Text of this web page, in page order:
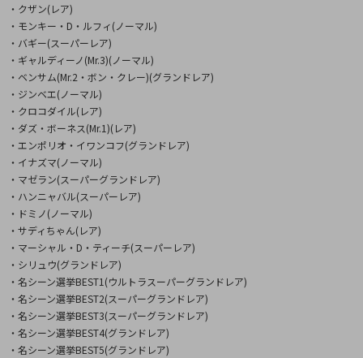
・クザン(レア)
・モンキー・D・ルフィ(ノーマル)
・バギー(スーパーレア)
・ギャルディーノ(Mr.3)(ノーマル)
・ベンサム(Mr.2・ボン・クレー)(グランドレア)
・ジンベエ(ノーマル)
・クロコダイル(レア)
・ダズ・ボーネス(Mr.1)(レア)
・エンポリオ・イワンコフ(グランドレア)
・イナズマ(ノーマル)
・マゼラン(スーパーグランドレア)
・ハンニャバル(スーパーレア)
・ドミノ(ノーマル)
・サディちゃん(レア)
・マーシャル・D・ティーチ(スーパーレア)
・シリュウ(グランドレア)
・名シーン選挙BEST1(ウルトラスーパーグランドレア)
・名シーン選挙BEST2(スーパーグランドレア)
・名シーン選挙BEST3(スーパーグランドレア)
・名シーン選挙BEST4(グランドレア)
・名シーン選挙BEST5(グランドレア)